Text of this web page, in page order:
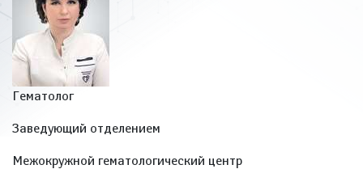
Гематолог
Заведующий отделением
Межокружной гематологический центр